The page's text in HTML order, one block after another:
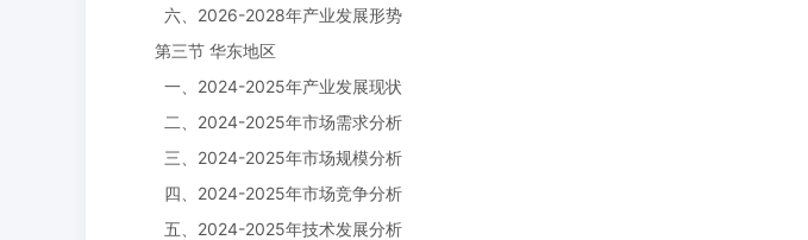
六、2026-2028年产业发展形势
第三节 华东地区
一、2024-2025年产业发展现状
二、2024-2025年市场需求分析
三、2024-2025年市场规模分析
四、2024-2025年市场竞争分析
五、2024-2025年技术发展分析